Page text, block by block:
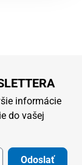
informácie
do vašej
Odoslať